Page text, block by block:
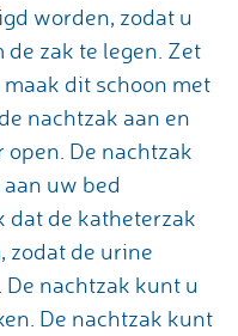
worden, zodat u
de zak te legen. Zet
dit schoon met
nachtzak aan en
De nachtzak
uw bed
dat de katheterzak
zodat de urine
nachtzak kunt u
De nachtzak kunt